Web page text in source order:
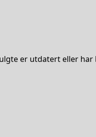
er utdatert eller